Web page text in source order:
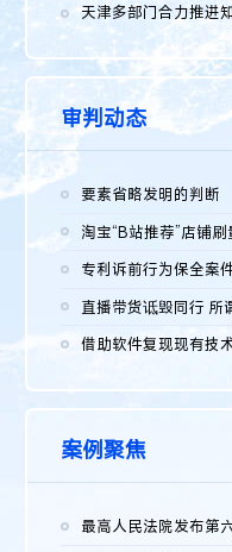
审判动态
要素省略发明的判断
案例聚焦